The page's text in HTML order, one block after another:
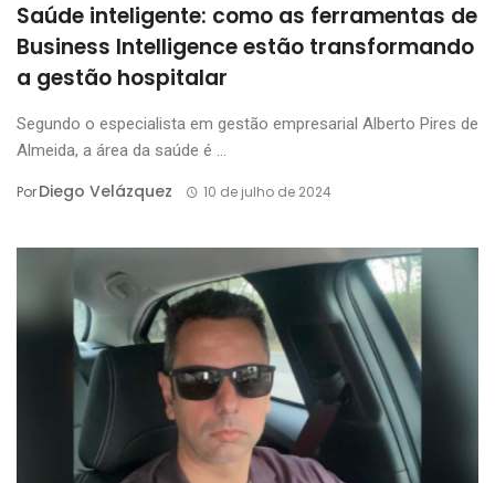
Saúde inteligente: como as ferramentas de
Business Intelligence estão transformando
a gestão hospitalar
Segundo o especialista em gestão empresarial Alberto Pires de
Almeida, a área da saúde é ...
PorDiego Velázquez 10 de julho de 2024